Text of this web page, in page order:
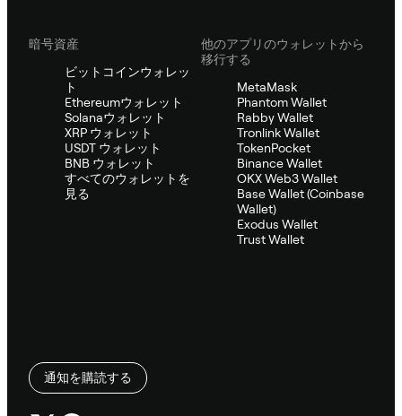
暗号資産
ビットコインウォレッ
ト
Ethereumウォレット
Solanaウォレット
XRP ウォレット
USDT ウォレット
BNB ウォレット
すべてのウォレットを
見る
他のアプリのウォレットから
移行する
MetaMask
Phantom Wallet
Rabby Wallet
Tronlink Wallet
TokenPocket
Binance Wallet
OKX Web3 Wallet
Base Wallet (Coinbase
Wallet)
Exodus Wallet
Trust Wallet
通知を購読する